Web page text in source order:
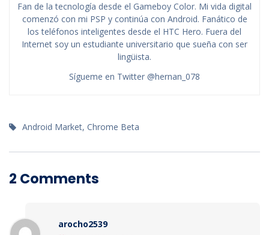
Fan de la tecnología desde el Gameboy Color. Mi vida digital
comenzó con mi PSP y continúa con Android. Fanático de
los teléfonos inteligentes desde el HTC Hero. Fuera del
Internet soy un estudiante universitario que sueña con ser
lingüista.
Sígueme en Twitter @hernan_078
Android Market, Chrome Beta
2 Comments
arocho2539